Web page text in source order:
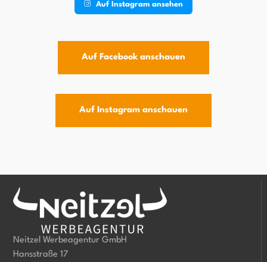
Auf Instagram ansehen
Auf Facebook anschauen
Auf Instagram anschauen
Neitzel Werbeagentur GmbH
Hansstraße 17